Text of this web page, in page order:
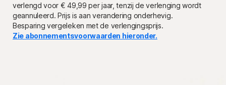
verlengd voor € 49,99 per jaar, tenzij de verlenging wordt
geannuleerd. Prijs is aan verandering onderhevig.
Besparing vergeleken met de verlengingsprijs.
Zie abonnementsvoorwaarden hieronder.